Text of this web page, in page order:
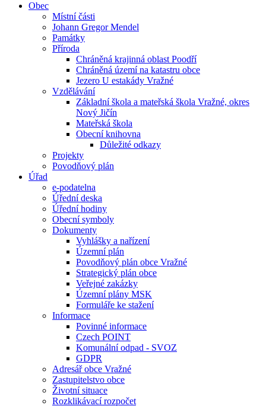
Obec
Místní části
Johann Gregor Mendel
Památky
Příroda
Chráněná krajinná oblast Poodří
Chráněná území na katastru obce
Jezero U estakády Vražné
Vzdělávání
Základní škola a mateřská škola Vražné, okres
Nový Jičín
Mateřská škola
Obecní knihovna
Důležité odkazy
Projekty
Povodňový plán
Úřad
e-podatelna
Úřední deska
Úřední hodiny
Obecní symboly
Dokumenty
Vyhlášky a nařízení
Územní plán
Povodňový plán obce Vražné
Strategický plán obce
Veřejné zakázky
Územní plány MSK
Formuláře ke stažení
Informace
Povinné informace
Czech POINT
Komunální odpad - SVOZ
GDPR
Adresář obce Vražné
Zastupitelstvo obce
Životní situace
Rozklikávací rozpočet